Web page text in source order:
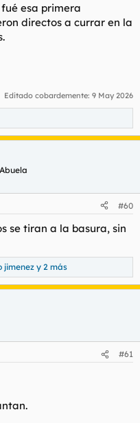
esa primera
directos a currar en la
Editado cobardemente: 9 May 2026
#60
se tiran a la basura, sin
jimenez y 2 más
#61